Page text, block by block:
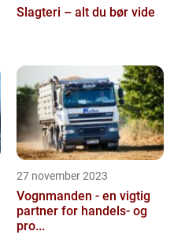
Slagteri – alt du bør vide
27 november 2023
Vognmanden - en vigtig
partner for handels- og
pro...